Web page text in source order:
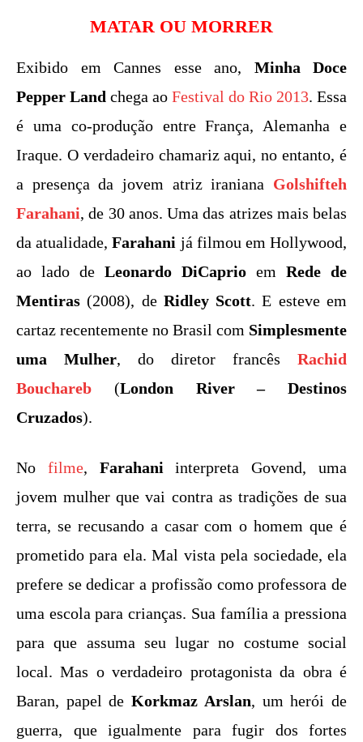
MATAR OU MORRER
Exibido em Cannes esse ano, Minha Doce
Pepper Land chega ao Festival do Rio 2013. Essa
é uma co-produção entre França, Alemanha e
Iraque. O verdadeiro chamariz aqui, no entanto, é
a presença da jovem atriz iraniana Golshifteh
Farahani, de 30 anos. Uma das atrizes mais belas
da atualidade,Farahani já filmou em Hollywood,
ao lado de Leonardo DiCaprio em Rede de
Mentiras (2008), de Ridley Scott. E esteve em
cartaz recentemente no Brasil com Simplesmente
uma Mulher, do diretor francês Rachid
Bouchareb (London River – Destinos
Cruzados).
No filme, Farahani interpreta Govend, uma
jovem mulher que vai contra as tradições de sua
terra, se recusando a casar com o homem que é
prometido para ela. Mal vista pela sociedade, ela
prefere se dedicar a profissão como professora de
uma escola para crianças. Sua família a pressiona
para que assuma seu lugar no costume social
local. Mas o verdadeiro protagonista da obra é
Baran, papel deKorkmaz Arslan, um herói de
guerra, que igualmente para fugir dos fortes